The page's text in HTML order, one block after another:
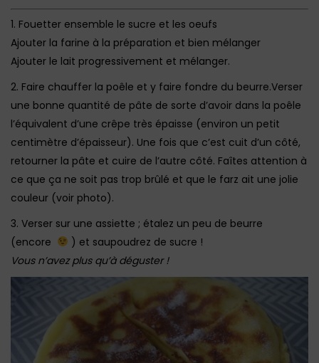
1. Fouetter ensemble le sucre et les oeufs
Ajouter la farine à la préparation et bien mélanger
Ajouter le lait progressivement et mélanger.
2. Faire chauffer la poêle et y faire fondre du beurre.Verser
une bonne quantité de pâte de sorte d’avoir dans la poêle
l’équivalent d’une crêpe très épaisse (environ un petit
centimètre d’épaisseur). Une fois que c’est cuit d’un côté,
retourner la pâte et cuire de l’autre côté. Faîtes attention à
ce que ça ne soit pas trop brûlé et que le farz ait une jolie
couleur (voir photo).
3. Verser sur une assiette ; étalez un peu de beurre
(encore
) et saupoudrez de sucre !
Vous n’avez plus qu’à déguster !